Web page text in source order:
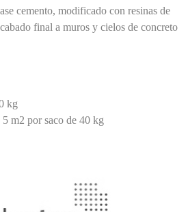
cemento, modificado con resinas de
final a muros y cielos de concreto
kg
m2 por saco de 40 kg